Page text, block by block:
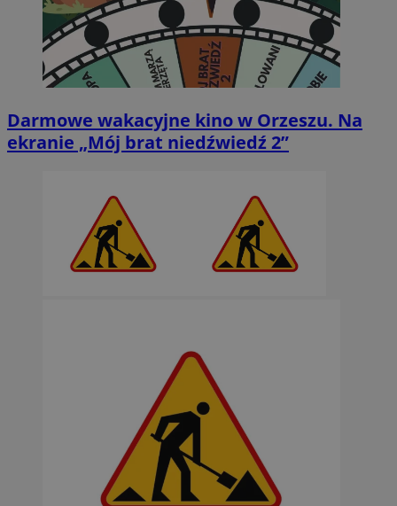
Darmowe wakacyjne kino w Orzeszu. Na
ekranie „Mój brat niedźwiedź 2”